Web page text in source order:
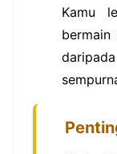
Kamu
bermain